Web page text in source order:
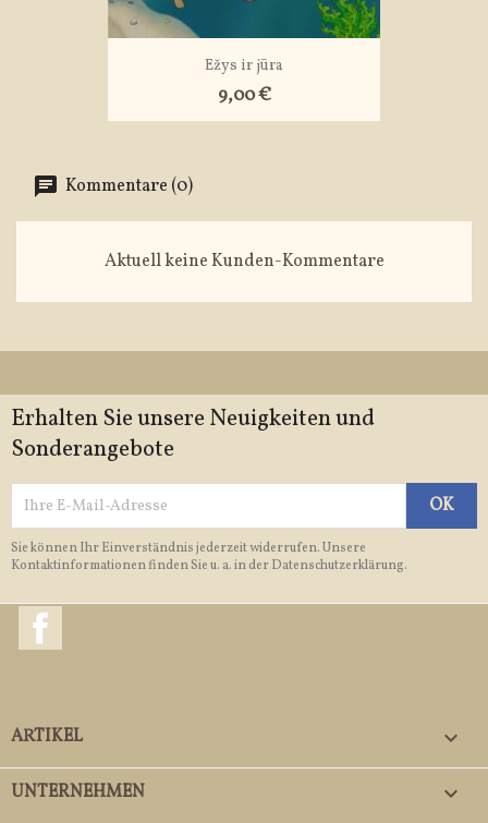
Ežys ir jūra
9,00 €
Kommentare (0)
Aktuell keine Kunden-Kommentare
Erhalten Sie unsere Neuigkeiten und
Sonderangebote
Sie können Ihr Einverständnis jederzeit widerrufen. Unsere
Kontaktinformationen finden Sie u. a. in der Datenschutzerklärung.
ARTIKEL 
UNTERNEHMEN 